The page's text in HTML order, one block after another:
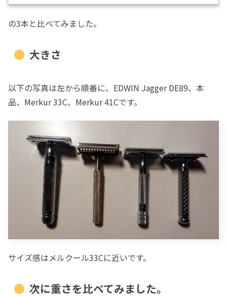
の3本と比べてみました。
大きさ
以下の写真は左から順番に、EDWIN Jagger DE89、本
品、Merkur 33C、Merkur 41Cです。
サイズ感はメルクール33Cに近いです。
次に重さを比べてみました。